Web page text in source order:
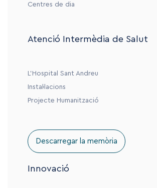
Centres de dia
Atenció Intermèdia de Salut
L’Hospital Sant Andreu
Instal·lacions
Projecte Humanització
Descarregar la memòria
Innovació